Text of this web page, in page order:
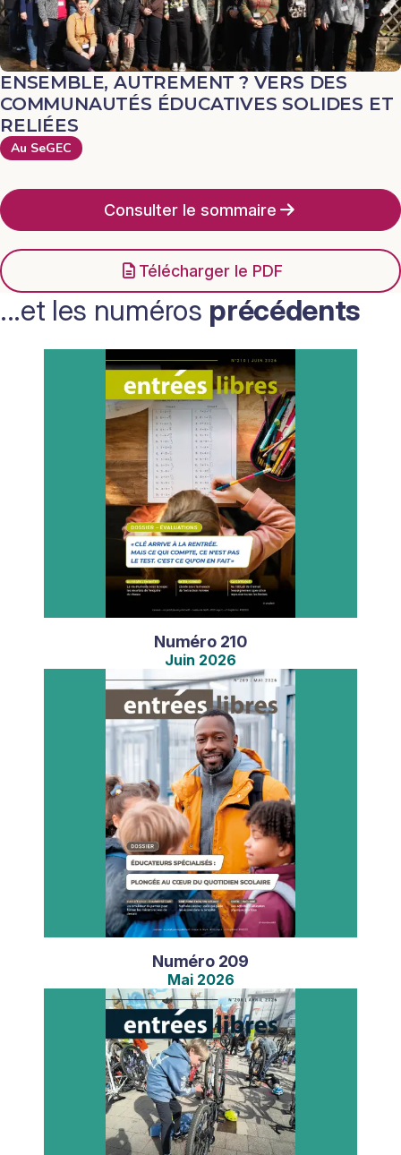
ENSEMBLE, AUTREMENT ? VERS DES
COMMUNAUTÉS ÉDUCATIVES SOLIDES ET
RELIÉES
Au SeGEC
Consulter le sommaire
Télécharger le PDF
...et les numéros précédents
Numéro 210
Juin 2026
Numéro 209
Mai 2026